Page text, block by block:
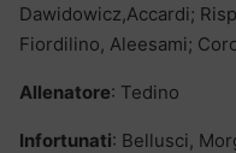
Dawidowicz,Accardi;
Fiordilino, Aleesami;
Allenatore: Tedino
Infortunati: Bellusci,